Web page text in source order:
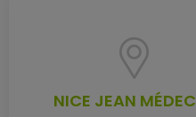
NICE JEAN